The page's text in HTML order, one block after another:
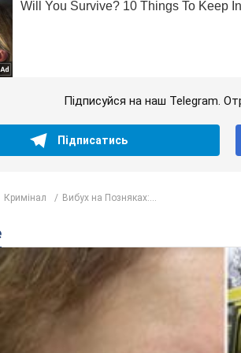
Підписуйся на наш Telegram.
Підписатись
Кримінал Вибух на Позняках:...